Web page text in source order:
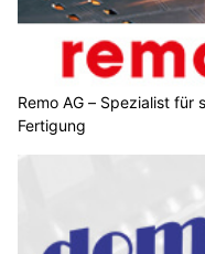
Remo AG – Spezialist
Fertigung